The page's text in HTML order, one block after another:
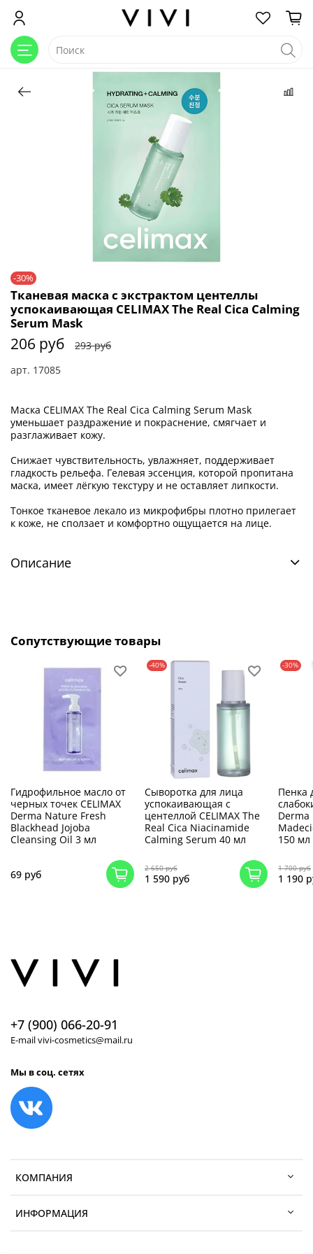
-30%
арт. 17085
Тканевая маска с экстрактом центеллы
успокаивающая CELIMAX The Real Cica Calming
Serum Mask
206 руб 293 руб
Маска CELIMAX The Real Cica Calming Serum Mask
уменьшает раздражение и покраснение, смягчает и
разглаживает кожу.
Снижает чувствительность, увлажняет, поддерживает
гладкость рельефа. Гелевая эссенция, которой пропитана
маска, имеет лёгкую текстуру и не оставляет липкости.
Тонкое тканевое лекало из микрофибры плотно прилегает
к коже, не сползает и комфортно ощущается на лице.
Описание
Сопутствующие товары
Гидрофильное масло от
черных точек CELIMAX
Derma Nature Fresh
Blackhead Jojoba
Cleansing Oil 3 мл
69 руб
-40%
Сыворотка для лица
успокаивающая с
центеллой CELIMAX The
Real Cica Niacinamide
Calming Serum 40 мл
2 650 руб
1 590 руб
-30%
Пенка
150 мл
1 700 руб
1 190
КОМПАНИЯ
ИНФОРМАЦИЯ
+7 (900) 066-20-91
E-mail vivi-cosmetics@mail.ru
Мы в соц. сетях